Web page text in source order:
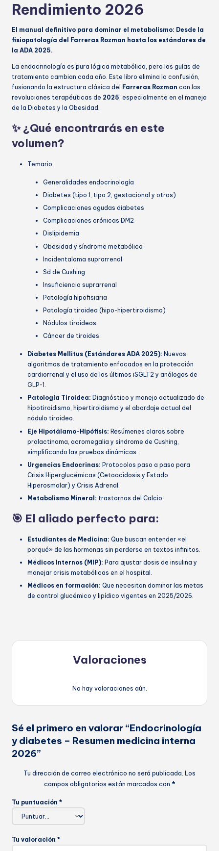
Rendimiento 2026
El manual definitivo para dominar el metabolismo: Desde la
fisiopatología del Farreras Rozman hasta los estándares de
la ADA 2025.
La endocrinología es pura lógica metabólica, pero las guías de
tratamiento cambian cada año. Este libro elimina la confusión,
fusionando la estructura clásica del Farreras Rozman con las
revoluciones terapéuticas de 2025 , especialmente en el manejo
de la Diabetes y la Obesidad.
✨ ¿Qué encontrarás en este
volumen?
Temario:
Generalidades endocrinología
Diabetes (tipo 1, tipo 2, gestacional y otros)
Complicaciones agudas diabetes
Complicaciones crónicas DM2
Dislipidemia
Obesidad y síndrome metabólico
Incidentaloma suprarrenal
Sd de Cushing
Insuficiencia suprarrenal
Patología hipofisiaria
Patología tiroidea (hipo-hipertiroidismo)
Nódulos tiroideos
Cáncer de tiroides
Diabetes Mellitus (Estándares ADA 2025): Nuevos
algoritmos de tratamiento enfocados en la protección
cardiorrenal y el uso de los últimos iSGLT2 y análogos de
GLP-1.
Patología Tiroidea: Diagnóstico y manejo actualizado de
hipotiroidismo, hipertiroidismo y el abordaje actual del
nódulo tiroideo.
Eje Hipotálamo-Hipófisis: Resúmenes claros sobre
prolactinoma, acromegalia y síndrome de Cushing,
simplificando las pruebas dinámicas.
Urgencias Endocrinas: Protocolos paso a paso para
Crisis Hiperglucémicas (Cetoacidosis y Estado
Hiperosmolar) y Crisis Adrenal.
Metabolismo Mineral: trastornos del Calcio.
🎯 El aliado perfecto para:
Estudiantes de Medicina: Que buscan entender «el
porqué» de las hormonas sin perderse en textos infinitos.
Médicos Internos (MIP): Para ajustar dosis de insulina y
manejar crisis metabólicas en el hospital.
Médicos en formación: Que necesitan dominar las metas
de control glucémico y lipídico vigentes en 2025/2026.
Valoraciones
No hay valoraciones aún.
Sé el primero en valorar “Endocrinología
y diabetes – Resumen medicina interna
2026”
Tu dirección de correo electrónico no será publicada. Los
campos obligatorios están marcados con *
Tu puntuación *
Tu valoración *